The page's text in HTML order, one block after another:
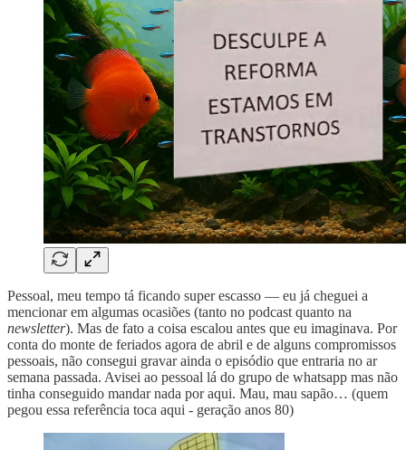
Pessoal, meu tempo tá ficando super escasso — eu já cheguei a
mencionar em algumas ocasiões (tanto no podcast quanto na
newsletter). Mas de fato a coisa escalou antes que eu imaginava. Por
conta do monte de feriados agora de abril e de alguns compromissos
pessoais, não consegui gravar ainda o episódio que entraria no ar
semana passada. Avisei ao pessoal lá do grupo de whatsapp mas não
tinha conseguido mandar nada por aqui. Mau, mau sapão… (quem
pegou essa referência toca aqui - geração anos 80)